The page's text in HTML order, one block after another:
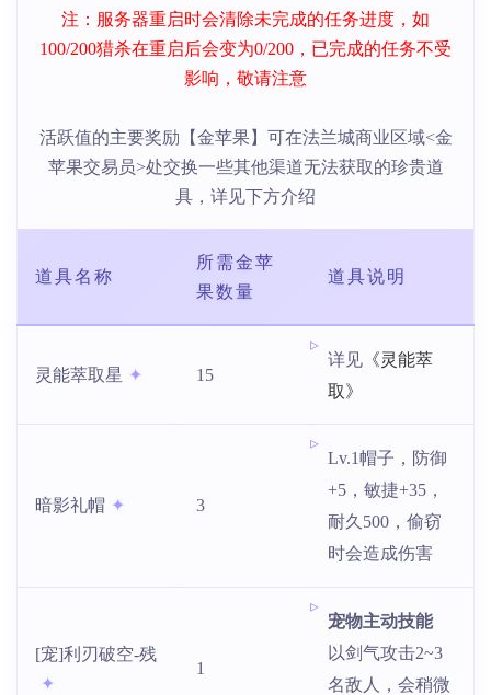
注：服务器重启时会清除未完成的任务进度，如
100/200猎杀在重启后会变为0/200，已完成的任务不受
影响，敬请注意
活跃值的主要奖励【金苹果】可在法兰城商业区域<金
苹果交易员>处交换一些其他渠道无法获取的珍贵道
具，详见下方介绍
道具名称
所需金苹
果数量
道具说明
灵能萃取星 15
详见 《灵能萃
取》
暗影礼帽 3
Lv.1帽子，防御
+5，敏捷+35，
耐久500，偷窃
时会造成伤害
[宠]利刃破空-残
1
宠物主动技能
以剑气攻击2~3
名敌人，会稍微